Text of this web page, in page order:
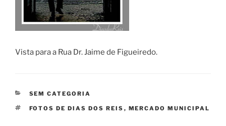
Vista para a Rua Dr. Jaime de Figueiredo.
CATEGORIAS
SEM CATEGORIA
ETIQUETAS
FOTOS DE DIAS DOS REIS , MERCADO MUNICIPAL